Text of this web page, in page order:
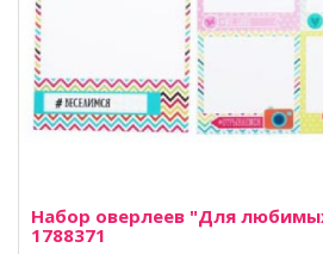
Набор оверлеев "Для
1788371